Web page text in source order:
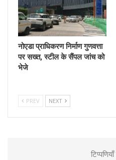
नोएडा प्राधिकरण निर्माण गुणवत्ता
पर सख्त, स्टील के सैंपल जांच को
भेजे
PREV NEXT